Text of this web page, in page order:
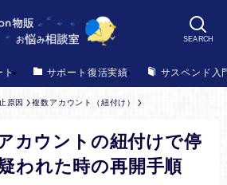
SEARCH
ト サポート復活実績 サスペンド入
原因 複数アカウント（紐付け）
カウントの紐付けで停
われた時の再開手順